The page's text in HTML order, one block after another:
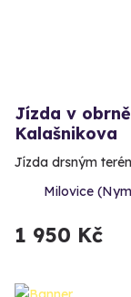
Jízda v
Kalašnikova
Jízda drsným
Milovice
1 950 Kč